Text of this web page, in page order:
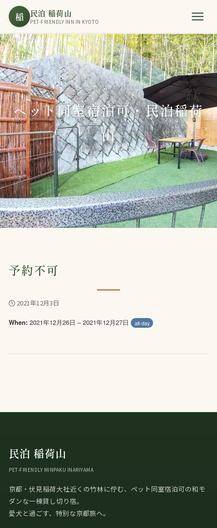
稲 民泊 稲荷山
PET-FRIENDLY INN IN KYOTO
ペット同室宿泊可・民泊稲荷
山
ARCHIVE
予約不可
2021年12月3日
When: 2021年12月26日 – 2021年12月27日 all-day
民泊 稲荷山
PET-FRIENDLY MINPAKU INARIYAMA
京都・伏見稲荷大社近くの竹林に佇む、ペット同室宿泊可の和モ
ダンな一棟貸し切り宿。
愛犬と過ごす、特別な京都旅へ。